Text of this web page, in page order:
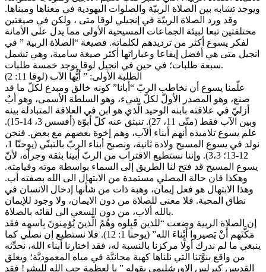
ويوجد تشابه بين الصلاة الربيّة والصلوات اليهودية في معناها ومبناها.
وقد ورد الصلاة الربيّة في إنجيلي لوقا متى ، ولكن في صيغتين
مختلفتين تبعا لبيئة الجماعات المسيحية الأولى مما يدل على الأمانة
لفكر يسوع أكثر من ترديدهم لكلماته. فصيغة “الصلاة الربية ” في
انجيل متى هي أفضل إيقاعا وعباراتها أكثر صيغة سامية، وهي تشمل
سبعة طلبات؛ في حين في انجيل لوقا يوجد خمسة طلبات.
الطلبة الأولى: ” أَيُّها الآب (لوقا 11: 2)
علّمنا يسوع أن نخاطب الربّ “أبانا” كونه خالق ومبدع لكلّ ما قد
صنع، وهو المصدر الأولّ لكلّ شيء، وهو السلطة الأسمى، وهو أبٌ
أزليّ في علاقته بابنه الوحيد الّذي هو ابن في العلاقة المتبادلة بينه
وبين الآب فقط (متّى 11، 27). تنبثق عنه كلّ أبوّة (أفسس 3، 14-15).
علم يسوع تلاميذه أنهم أبناء ألآب، وهم إخوة بعضهم مع بعض. فنحن
نولد في يسوع المسيح ولادة ثانية، ونصبح أبناء الربّ بالتبنّي (يوحنّا 1،
12-13؛ 3،3). وإننا نستطيع الاقتراب من الربّ أبينا بثقة وجرأة، لأنّ
يسوع المسيح قد فتح لنا الطريق إلى السماء بواسطة موته وقيامته.
وهكذا فان حالة المصلي مستمدة من الابتهال الى الله بصفته أب.
وهذا الابتهال هو فعل إيمان، وهبة ذات من شأنها إدخال الانسان في
نطاق المحبة. فلا معنى للصلاة من دون الايمان، ولا وجود للإيمان
بالله ألاب، من دون السعي الى لقائه بالصلاة.
إن الصلاة الربية وضعت “للذين قَبِلوه وهُمُ الَّذينَ يُؤمِنونَ بِاسمِه فقَد
مَكَّنَهم أَنْ يَصيروا أَبْناءَ الله” (يوحنا 1: 12). فلا نستطيع إن نصلِّي كما
ينبغي ما لم ندرك أولًا مركزنا بالنسبة له، فقد اختارنا أبناء الله، نحدِّثه
من واقع بنوَّتنا التي نلناها كهبة مجانيَّة في مياه المعموديَّة؛ ويعلق
القديس كيرلس الاورشليمي بقوله ” يا لعظمة حب الله للبشر! فقد